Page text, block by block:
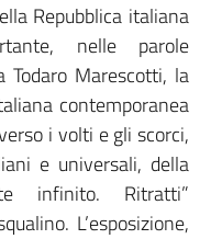
Repubblica italiana
nelle parole
Todaro Marescotti, la
contemporanea
i volti e gli scorci,
e universali, della
infinito. Ritratti”
L’esposizione,